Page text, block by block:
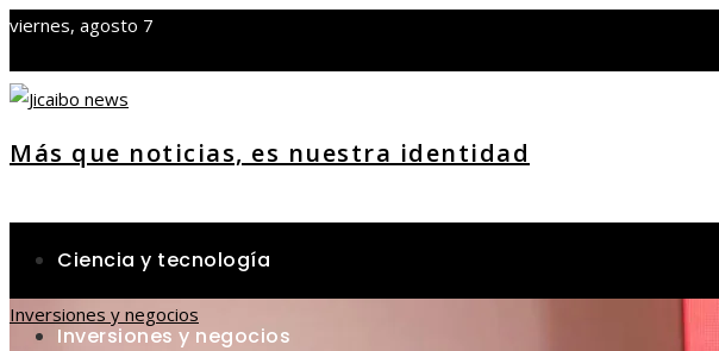
viernes, agosto 7
Más que noticias, es nuestra identidad
Ciencia y tecnología
Inversiones y negocios
Inversiones y negocios